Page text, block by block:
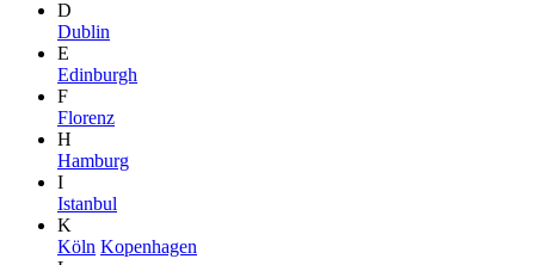
D
Dublin
E
Edinburgh
F
Florenz
H
Hamburg
I
Istanbul
K
Köln Kopenhagen